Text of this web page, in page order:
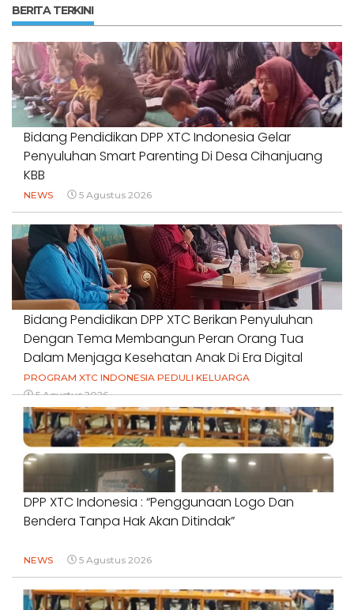
BERITA TERKINI
Bidang Pendidikan DPP XTC Indonesia Gelar
Penyuluhan Smart Parenting Di Desa Cihanjuang
KBB
NEWS 5 Agustus 2026
Bidang Pendidikan DPP XTC Berikan Penyuluhan
Dengan Tema Membangun Peran Orang Tua
Dalam Menjaga Kesehatan Anak Di Era Digital
PROGRAM XTC INDONESIA PEDULI KELUARGA
5 Agustus 2026
DPP XTC Indonesia : “Penggunaan Logo Dan
Bendera Tanpa Hak Akan Ditindak”
NEWS 5 Agustus 2026